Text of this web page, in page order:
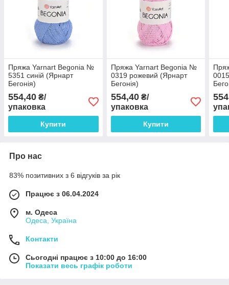
Пряжа Yarnart Begonia №
5351 синій (Ярнарт
Бегонія)
554,40 ₴/
упаковка
Купити
Пряжа Yarnart Begonia №
0319 рожевий (Ярнарт
Бегонія)
554,40₴/
упаковка
Купити
Про нас
83% позитивних з 6 відгуків за рік
Працює з 06.04.2024
м. Одеса
Одеса, Україна
Контакти
Сьогодні працює з 10:00 до 16:00
Показати весь графік роботи